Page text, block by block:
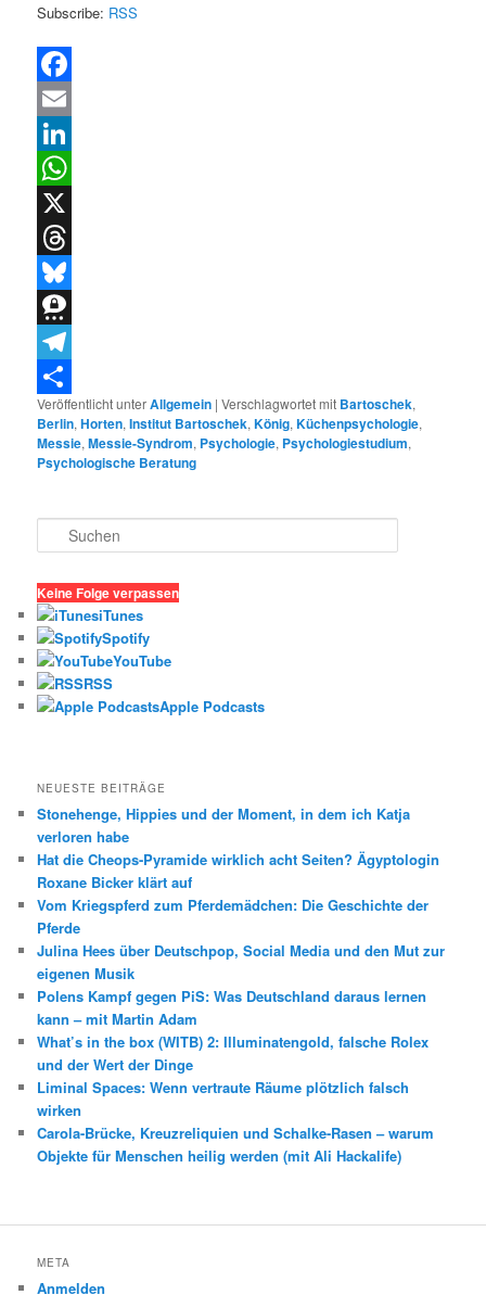
Subscribe: RSS
Facebook
Email
LinkedIn
WhatsApp
X
Threads
Bluesky
Threema
Telegram
Teilen
Veröffentlicht unterAllgemein |Verschlagwortet mit Bartoschek,
Berlin,Horten,Institut Bartoschek,König,Küchenpsychologie,
Messie,Messie-Syndrom, Psychologie, Psychologiestudium,
Psychologische Beratung
u
h
e
n
Keine Folge verpassen
iTunes
Spotify
YouTube
RSS
Apple Podcasts
NEUESTE BEITRÄGE
Stonehenge, Hippies und der Moment, in dem ich Katja
verloren habe
Hat die Cheops-Pyramide wirklich acht Seiten? Ägyptologin
Roxane Bicker klärt auf
Vom Kriegspferd zum Pferdemädchen: Die Geschichte der
Pferde
Julina Hees über Deutschpop, Social Media und den Mut zur
eigenen Musik
Polens Kampf gegen PiS: Was Deutschland daraus lernen
kann – mit Martin Adam
What’s in the box (WITB) 2: Illuminatengold, falsche Rolex
und der Wert der Dinge
Liminal Spaces: Wenn vertraute Räume plötzlich falsch
wirken
Carola-Brücke, Kreuzreliquien und Schalke-Rasen – warum
Objekte für Menschen heilig werden (mit Ali Hackalife)
META
Anmelden